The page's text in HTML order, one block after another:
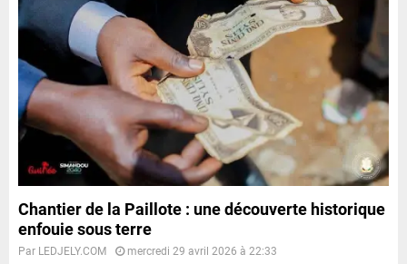
Chantier de la Paillote : une découverte historique
enfouie sous terre
Par LEDJELY.COM mercredi 29 avril 2026 à 22:33